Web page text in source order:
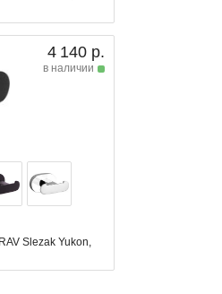
4 140 р.
в наличии
Slezak Yukon,